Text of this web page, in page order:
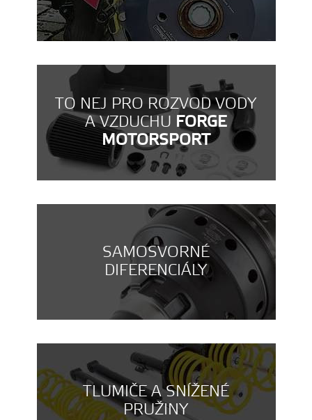
TO NEJ PRO ROZVOD VODY
A VZDUCHU FORGE
MOTORSPORT
SAMOSVORNÉ
DIFERENCIÁLY
TLUMIČE A SNÍŽENÉ
PRUŽINY